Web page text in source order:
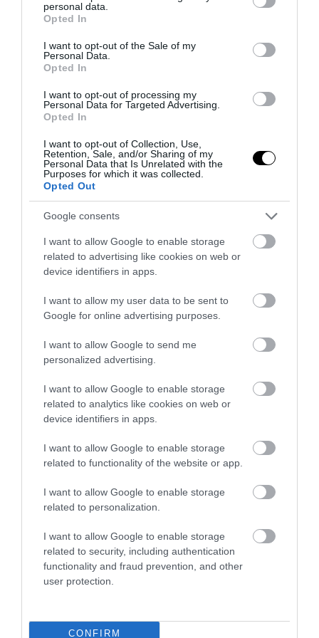
grant or deny consent to Google and its third-party tags to
use your data for below specified purposes in below Google
consent section.
personal data.
Opted In
I want to opt-out of the Sale of my
Personal Data.
Opted In
I want to opt-out of processing my
Personal Data for Targeted Advertising.
Opted In
I want to opt-out of Collection, Use,
Retention, Sale, and/or Sharing of my
Personal Data that Is Unrelated with the
Purposes for which it was collected.
Opted Out
Google consents
I want to allow Google to enable storage
related to advertising like cookies on web or
device identifiers in apps.
I want to allow my user data to be sent to
Google for online advertising purposes.
I want to allow Google to send me
personalized advertising.
I want to allow Google to enable storage
related to analytics like cookies on web or
device identifiers in apps.
I want to allow Google to enable storage
related to functionality of the website or app.
I want to allow Google to enable storage
related to personalization.
I want to allow Google to enable storage
related to security, including authentication
functionality and fraud prevention, and other
user protection.
CONFIRM